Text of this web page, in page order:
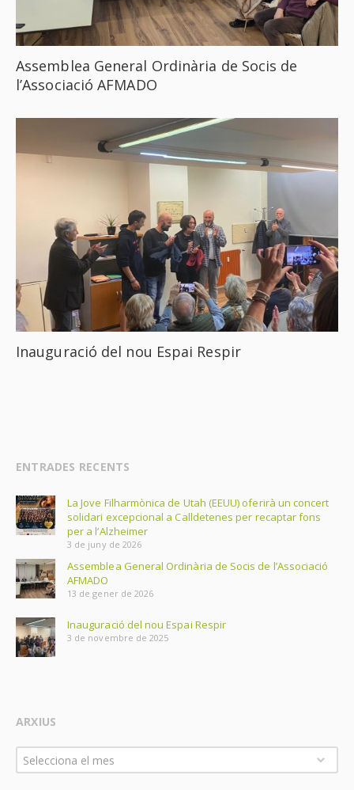
Assemblea General Ordinària de Socis de
l’Associació AFMADO
Inauguració del nou Espai Respir
ENTRADES RECENTS
La Jove Filharmònica de Utah (EEUU) oferirà un concert
solidari excepcional a Calldetenes per recaptar fons
per a l’Alzheimer
3 de juny de 2026
Assemblea General Ordinària de Socis de l’Associació
AFMADO
13 de gener de 2026
Inauguració del nou Espai Respir
3 de novembre de 2025
ARXIUS
Arxius
Selecciona el mes